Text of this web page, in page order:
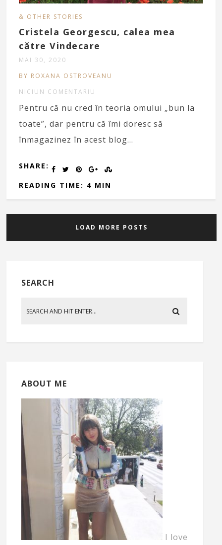
& OTHER STORIES
Cristela Georgescu, calea mea
către Vindecare
MAI 30, 2020
BY ROXANA OSTROVEANU
NICIUN COMENTARIU
Pentru că nu cred în teoria omului „bun la
toate”, dar pentru că îmi doresc să
înmagazinez în acest blog…
SHARE:
READING TIME: 4 MIN
LOAD MORE POSTS
SEARCH
ABOUT ME
I love